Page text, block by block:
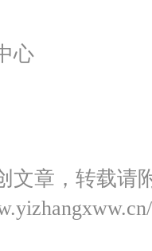
心
文章，转载请